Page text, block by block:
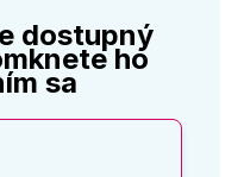
dostupný
ho
sa